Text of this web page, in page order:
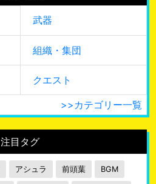
武器
組織・集団
クエスト
>>カテゴリー一覧
注目タグ
アシュラ 前頭葉 BGM